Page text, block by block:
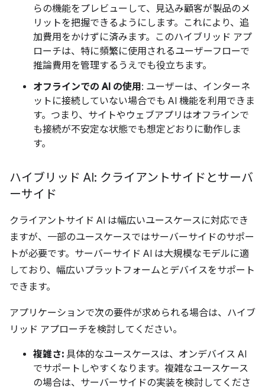
らの機能をプレビューして、見込み顧客が製品のメ
リットを把握できるようにします。これにより、追
加費用をかけずに済みます。このハイブリッド アプ
ローチは、特に頻繁に使用されるユーザーフローで
推論費用を管理するうえでも役立ちます。
オフラインでの AI の使用: ユーザーは、インターネ
ットに接続していない場合でも AI 機能を利用できま
す。つまり、サイトやウェブアプリはオフラインで
も接続が不安定な状態でも想定どおりに動作しま
す。
ハイブリッド AI: クライアントサイドとサーバ
ーサイド
クライアントサイド AI は幅広いユースケースに対応でき
ますが、一部のユースケースではサーバーサイドのサポー
トが必要です。サーバーサイド AI は大規模なモデルに適
しており、幅広いプラットフォームとデバイスをサポート
できます。
アプリケーションで次の要件が求められる場合は、ハイブ
リッド アプローチを検討してください。
複雑さ: 具体的なユースケースは、オンデバイス AI
でサポートしやすくなります。複雑なユースケース
の場合は、サーバーサイドの実装を検討してくださ